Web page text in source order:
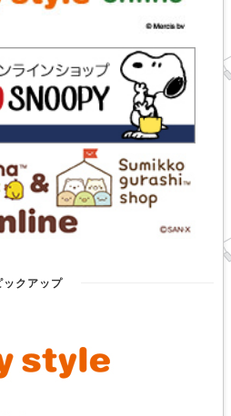
ックアップ